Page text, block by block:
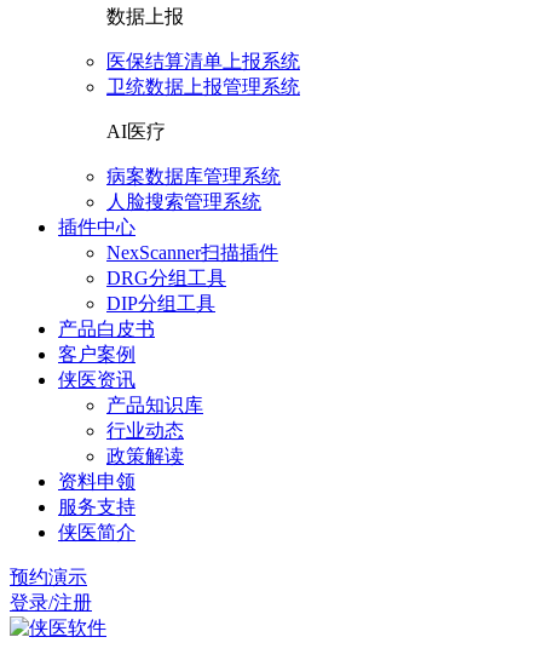
数据上报
医保结算清单上报系统
卫统数据上报管理系统
AI医疗
病案数据库管理系统
人脸搜索管理系统
插件中心
NexScanner扫描插件
DRG分组工具
DIP分组工具
产品白皮书
客户案例
侠医资讯
产品知识库
行业动态
政策解读
资料申领
服务支持
侠医简介
预约演示
登录/注册